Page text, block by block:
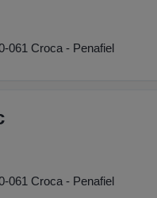
061 Croca - Penafiel
061 Croca - Penafiel